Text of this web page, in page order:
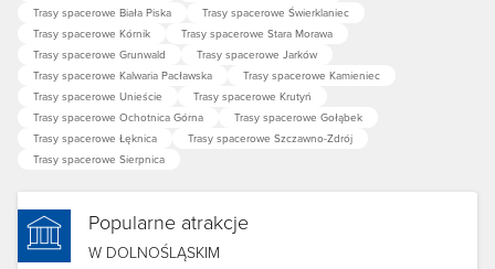
Trasy spacerowe Biała Piska
Trasy spacerowe Świerklaniec
Trasy spacerowe Kórnik
Trasy spacerowe Stara Morawa
Trasy spacerowe Grunwald
Trasy spacerowe Jarków
Trasy spacerowe Kalwaria Pacławska
Trasy spacerowe Kamieniec
Trasy spacerowe Unieście
Trasy spacerowe Krutyń
Trasy spacerowe Ochotnica Górna
Trasy spacerowe Gołąbek
Trasy spacerowe Łęknica
Trasy spacerowe Szczawno-Zdrój
Trasy spacerowe Sierpnica
Popularne atrakcje
W DOLNOŚLĄSKIM